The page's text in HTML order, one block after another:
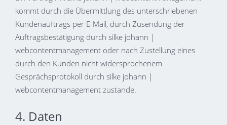
kommt durch die Übermittlung des unterschriebenen
Kundenauftrags per E-Mail, durch Zusendung der
Auftragsbestätigung durch silke johann |
webcontentmanagement oder nach Zustellung eines
durch den Kunden nicht widersprochenem
Gesprächsprotokoll durch silke johann |
webcontentmanagement zustande.
4. Daten